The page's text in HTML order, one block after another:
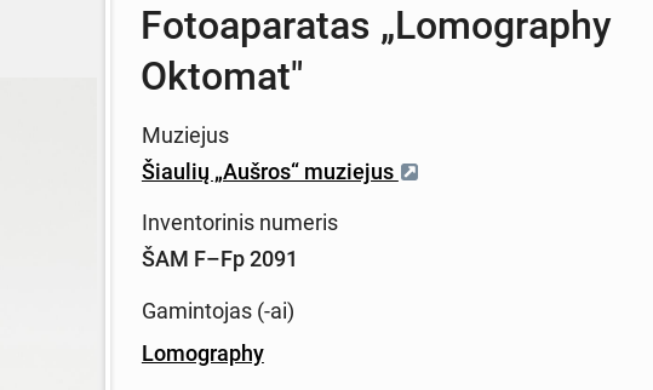
Fotoaparatas „Lomography
Oktomat"
Muziejus
Šiaulių „Aušros“ muziejus
Inventorinis numeris
ŠAM F–Fp 2091
Gamintojas (-ai)
Lomography